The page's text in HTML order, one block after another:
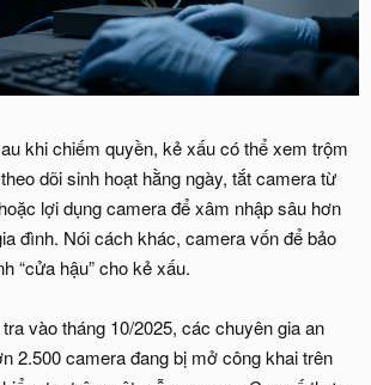
khi chiếm quyền, kẻ xấu có thể xem trộm
dõi sinh hoạt hằng ngày, tắt camera từ
lợi dụng camera để xâm nhập sâu hơn
đình. Nói cách khác, camera vốn để bảo
“cửa hậu” cho kẻ xấu.
vào tháng 10/2025, các chuyên gia an
2.500 camera đang bị mở công khai trên